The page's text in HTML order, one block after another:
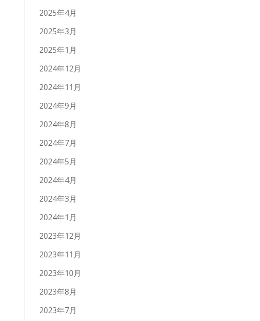
2025年4月
2025年3月
2025年1月
2024年12月
2024年11月
2024年9月
2024年8月
2024年7月
2024年5月
2024年4月
2024年3月
2024年1月
2023年12月
2023年11月
2023年10月
2023年8月
2023年7月